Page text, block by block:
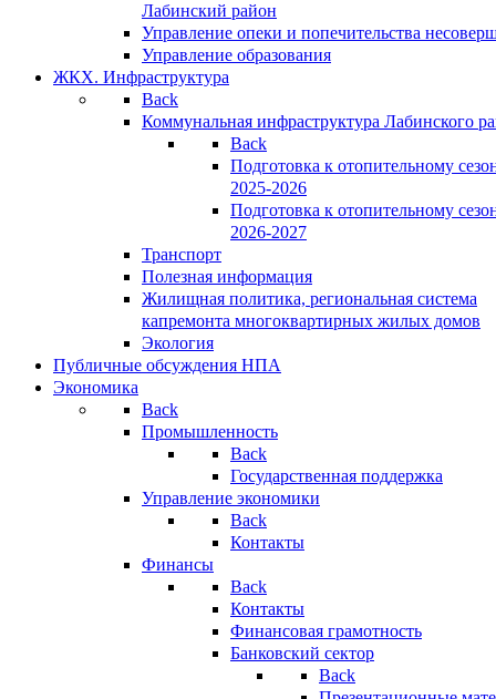
Лабинский район
Управление опеки и попечительства
Управление образования
ЖКХ. Инфраструктура
Back
Коммунальная инфраструктура Лабинского
Back
Подготовка к отопительному
2025-2026
Подготовка к отопительному
2026-2027
Транспорт
Полезная информация
Жилищная политика, региональная система
капремонта многоквартирных жилых домов
Экология
Публичные обсуждения НПА
Экономика
Back
Промышленность
Back
Государственная поддержка
Управление экономики
Back
Контакты
Финансы
Back
Контакты
Финансовая грамотность
Банковский сектор
Back